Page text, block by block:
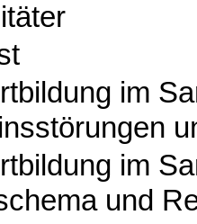
im
im
und